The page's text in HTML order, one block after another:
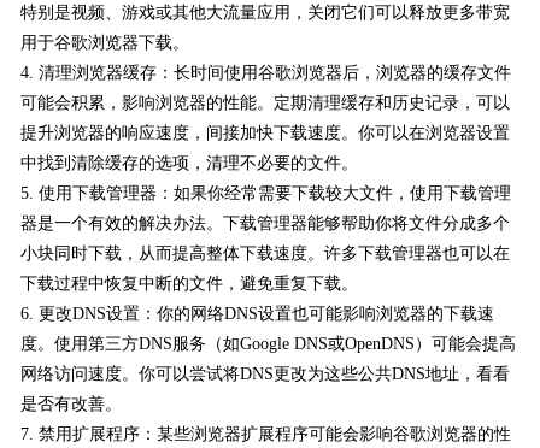
特别是视频、游戏或其他大流量应用，关闭它们可以释放更多带宽
用于谷歌浏览器下载。
4. 清理浏览器缓存：长时间使用谷歌浏览器后，浏览器的缓存文件
可能会积累，影响浏览器的性能。定期清理缓存和历史记录，可以
提升浏览器的响应速度，间接加快下载速度。你可以在浏览器设置
中找到清除缓存的选项，清理不必要的文件。
5. 使用下载管理器：如果你经常需要下载较大文件，使用下载管理
器是一个有效的解决办法。下载管理器能够帮助你将文件分成多个
小块同时下载，从而提高整体下载速度。许多下载管理器也可以在
下载过程中恢复中断的文件，避免重复下载。
6. 更改DNS设置：你的网络DNS设置也可能影响浏览器的下载速
度。使用第三方DNS服务（如Google DNS或OpenDNS）可能会提高
网络访问速度。你可以尝试将DNS更改为这些公共DNS地址，看看
是否有改善。
7. 禁用扩展程序：某些浏览器扩展程序可能会影响谷歌浏览器的性